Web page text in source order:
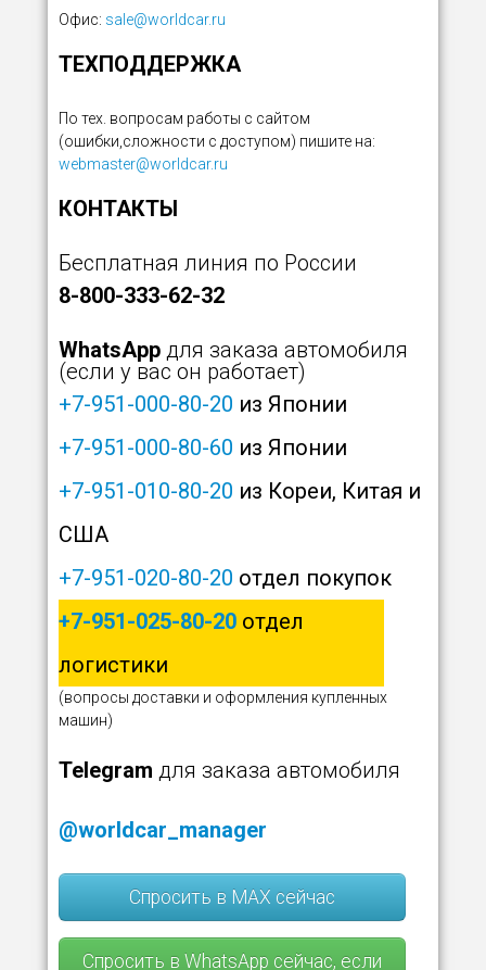
Офис: sale@worldcar.ru
ТЕХПОДДЕРЖКА
По тех. вопросам работы с сайтом
(ошибки,сложности с доступом) пишите на:
webmaster@worldcar.ru
КОНТАКТЫ
Бесплатная линия по России
8-800-333-62-32
WhatsApp для заказа автомобиля
(если у вас он работает)
+7-951-000-80-20 из Японии
+7-951-000-80-60 из Японии
+7-951-010-80-20 из Кореи, Китая и
США
+7-951-020-80-20 отдел покупок
+7-951-025-80-20 отдел
логистики
(вопросы доставки и оформления купленных
машин)
Telegram для заказа автомобиля
@worldcar_manager
Спросить в MAX сейчас
Спросить в WhatsApp сейчас, если